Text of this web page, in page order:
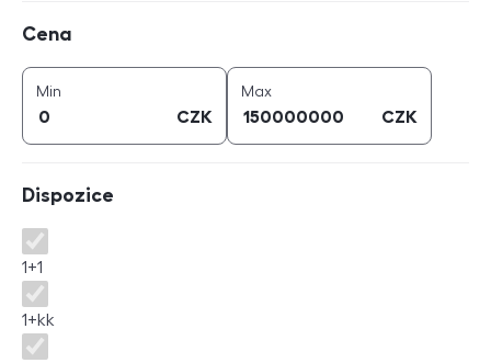
Cena
Min
CZK
Maxcena (
CZK
Dispozice
Dispozice
1+1
1+kk